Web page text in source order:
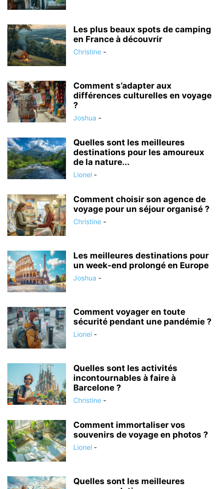
Les plus beaux spots de camping
en France à découvrir
Christine -
Comment s’adapter aux
différences culturelles en voyage
?
Joshua -
Quelles sont les meilleures
destinations pour les amoureux
de la nature...
Lionel -
Comment choisir son agence de
voyage pour un séjour organisé ?
Christine -
Les meilleures destinations pour
un week-end prolongé en Europe
Joshua -
Comment voyager en toute
sécurité pendant une pandémie ?
Lionel -
Quelles sont les activités
incontournables à faire à
Barcelone ?
Christine -
Comment immortaliser vos
souvenirs de voyage en photos ?
Lionel -
Quelles sont les meilleures